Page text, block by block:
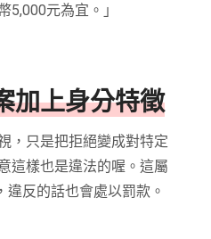
5,000元為宜。」
加上身分特徵
，只是把拒絕變成對特定
這樣也是違法的喔。這屬
反的話也會處以罰款。